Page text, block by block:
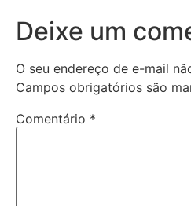
Deixe um
O seu endereço de e-mail
Campos obrigatórios são
Comentário *